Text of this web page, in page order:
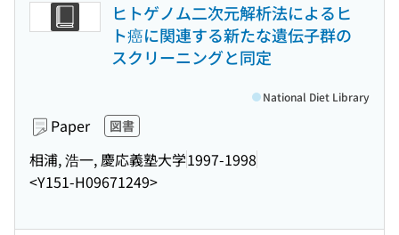
ヒトゲノム二次元解析法によるヒ
ト癌に関連する新たな遺伝子群の
スクリーニングと同定
Paper 図書
相浦, 浩一, 慶応義塾大学1997-1998
<Y151-H09671249>
National Diet Library